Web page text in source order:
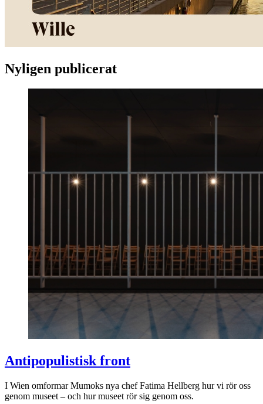
Nyligen publicerat
Antipopulistisk front
I Wien omformar Mumoks nya chef Fatima Hellberg hur vi rör oss
genom museet – och hur museet rör sig genom oss.